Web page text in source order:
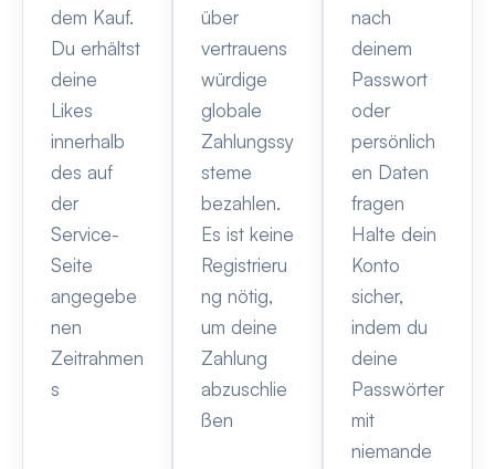
dem Kauf.
Du erhältst
deine
Likes
innerhalb
des auf
der
Service-
Seite
angegebe
nen
Zeitrahmen
s
über
vertrauens
würdige
globale
Zahlungssy
steme
bezahlen.
Es ist keine
Registrieru
ng nötig,
um deine
Zahlung
abzuschlie
ßen
nach
deinem
Passwort
oder
persönlich
en Daten
fragen
Halte dein
Konto
sicher,
indem du
deine
Passwörter
mit
niemande